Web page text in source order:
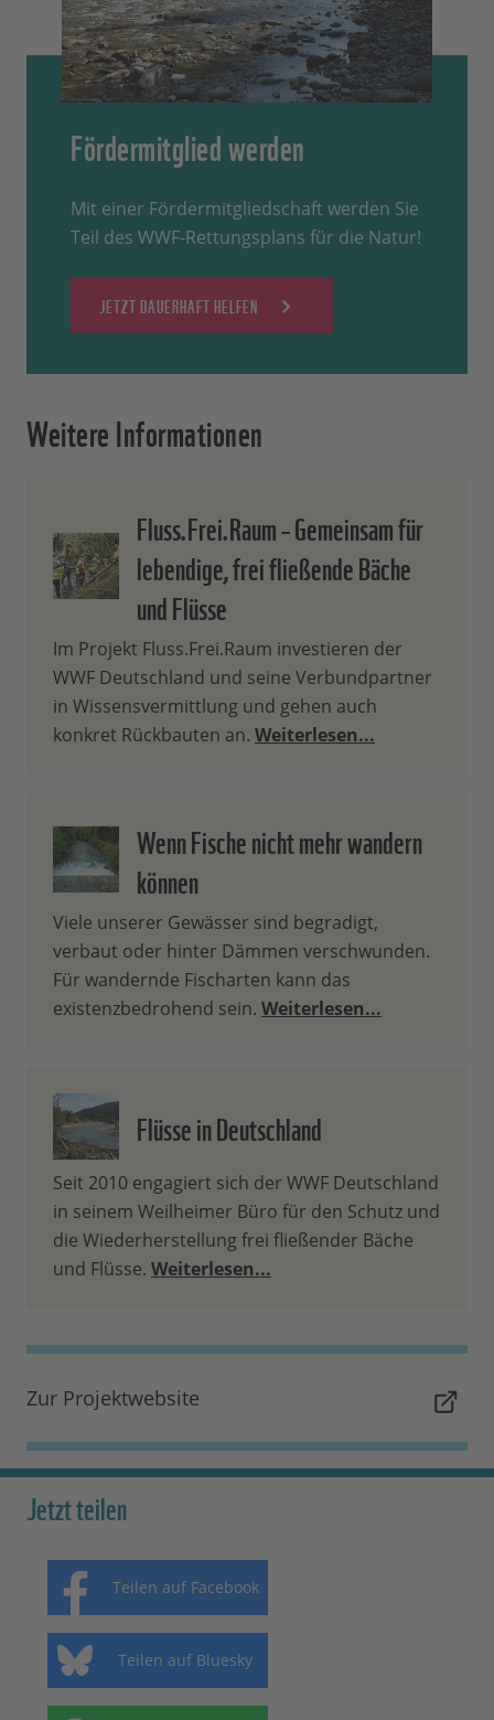
Fördermitglied werden
Mit einer Fördermitgliedschaft werden Sie
Teil des WWF-Rettungsplans für die Natur!
JETZT DAUERHAFT HELFEN
Weitere Informationen
Fluss.Frei.Raum – Gemeinsam für
lebendige, frei fließende Bäche
und Flüsse
Im Projekt Fluss.Frei.Raum investieren der
WWF Deutschland und seine Verbundpartner
in Wissensvermittlung und gehen auch
konkret Rückbauten an. Weiterlesen...
Wenn Fische nicht mehr wandern
können
Viele unserer Gewässer sind begradigt,
verbaut oder hinter Dämmen verschwunden.
Für wandernde Fischarten kann das
existenzbedrohend sein. Weiterlesen...
Flüsse in Deutschland
Seit 2010 engagiert sich der WWF Deutschland
in seinem Weilheimer Büro für den Schutz und
die Wiederherstellung frei fließender Bäche
und Flüsse. Weiterlesen...
Zur Projektwebsite
Jetzt teilen
Teilen auf Facebook
Teilen auf Bluesky